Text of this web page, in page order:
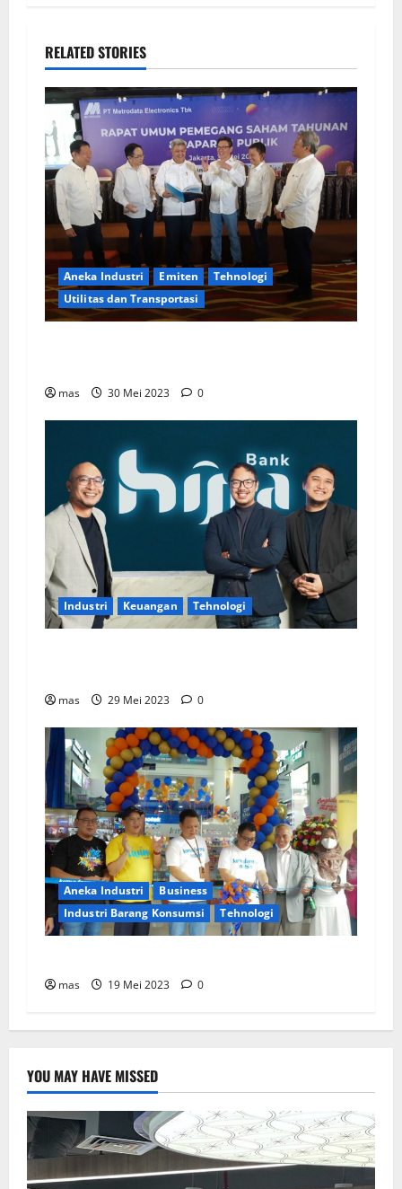
RELATED STORIES
Aneka Industri Emiten
Tehnologi
Utilitas dan Transportasi
mas 30 Mei 2023 0
Industri Keuangan Tehnologi
mas 29 Mei 2023 0
Aneka Industri
Business
Industri Barang Konsumsi
Tehnologi
mas 19 Mei 2023 0
YOU MAY HAVE MISSED